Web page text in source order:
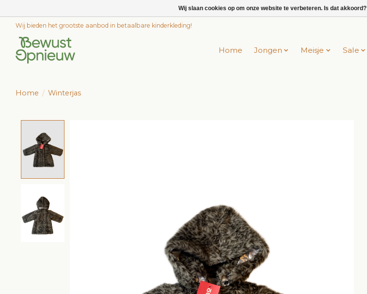
Wij bieden het grootste aanbod in betaalbare kinderkleding!
Home Jongen Meisje Sale
Home / Winterjas
Wij slaan cookies op om onze website te verbeteren. Is dat akkoord?